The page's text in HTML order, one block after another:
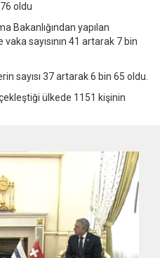
oldu
Bakanlığından yapılan
sayısının 41 artarak 7 bin
sayısı 37 artarak 6 bin 65 oldu.
ülkede 1151 kişinin